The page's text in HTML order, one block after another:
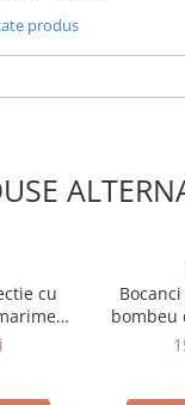
produs
cu
bombeu